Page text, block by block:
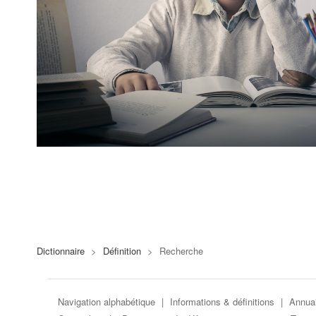
Dictionnaire > Définition > Recherche
Navigation alphabétique | Informations & définitions |